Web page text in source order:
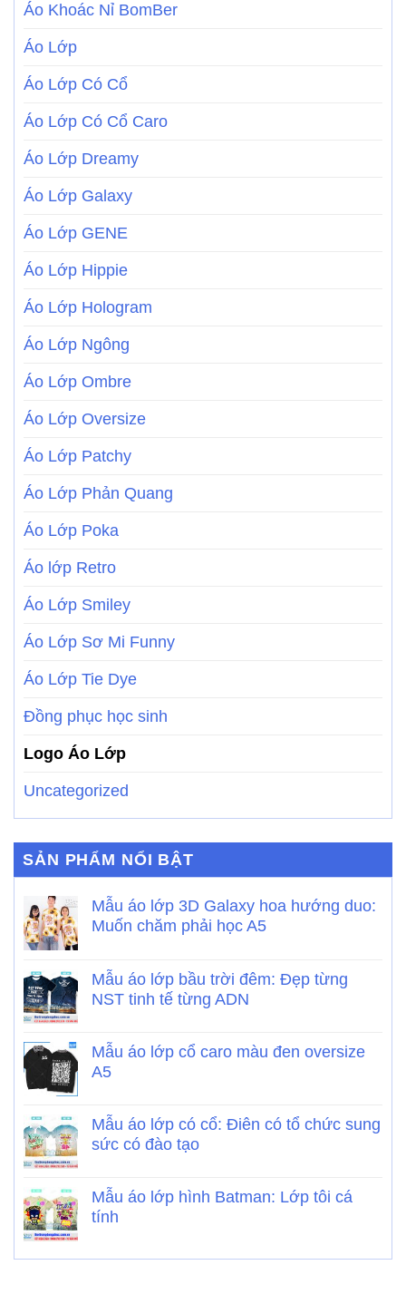
Áo Khoác Nỉ BomBer
Áo Lớp
Áo Lớp Có Cổ
Áo Lớp Có Cổ Caro
Áo Lớp Dreamy
Áo Lớp Galaxy
Áo Lớp GENE
Áo Lớp Hippie
Áo Lớp Hologram
Áo Lớp Ngông
Áo Lớp Ombre
Áo Lớp Oversize
Áo Lớp Patchy
Áo Lớp Phản Quang
Áo Lớp Poka
Áo lớp Retro
Áo Lớp Smiley
Áo Lớp Sơ Mi Funny
Áo Lớp Tie Dye
Đồng phục học sinh
Logo Áo Lớp
Uncategorized
SẢN PHẨM NỔI BẬT
Mẫu áo lớp 3D Galaxy hoa hướng duo:
Muốn chăm phải học A5
Mẫu áo lớp bầu trời đêm: Đẹp từng
NST tinh tế từng ADN
Mẫu áo lớp cổ caro màu đen oversize
A5
Mẫu áo lớp có cổ: Điên có tổ chức sung
sức có đào tạo
Mẫu áo lớp hình Batman: Lớp tôi cá
tính